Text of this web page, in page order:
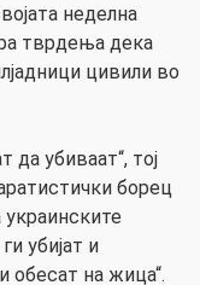
неделна
тврдења дека
цивили во
да убиваат“, тој
борец
убијат и
обесат на жица“.